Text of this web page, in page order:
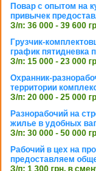
Повар с опытом на
привычек
З/п: 36 000 - 39 600
Грузчик-
график пятидневка
З/п: 15 000 - 23 000
Охранник-
территории
З/п: 20 000 - 25 000
Разнорабочий на
жилье в удобных
З/п: 30 000 - 50 000
Рабочий в цех на
предоставляем
З/п: 1 300 грн. в